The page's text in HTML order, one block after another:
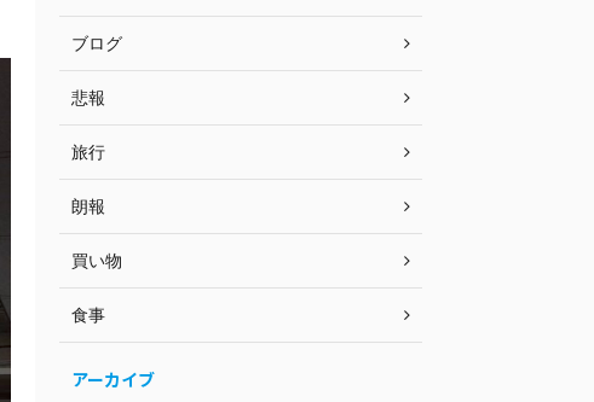
ブログ
悲報
旅行
朗報
買い物
食事
アーカイブ